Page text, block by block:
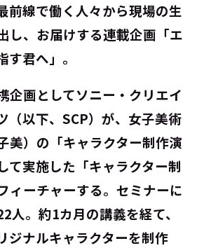
前線で働く人々から現場の生
し、お届けする連載企画「エ
す君へ」。
企画としてソニー・クリエイ
（以下、SCP）が、女子美術
美）の「キャラクター制作演
て実施した「キャラクター制
ィーチャーする。セミナーに
人。約1カ月の講義を経て、
ジナルキャラクターを制作